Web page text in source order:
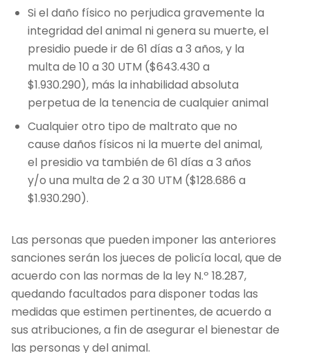
Si el daño físico no perjudica gravemente la
integridad del animal ni genera su muerte, el
presidio puede ir de 61 días a 3 años, y la
multa de 10 a 30 UTM ($643.430 a
$1.930.290), más la inhabilidad absoluta
perpetua de la tenencia de cualquier animal
Cualquier otro tipo de maltrato que no
cause daños físicos ni la muerte del animal,
el presidio va también de 61 días a 3 años
y/o una multa de 2 a 30 UTM ($128.686 a
$1.930.290).
Las personas que pueden imponer las anteriores
sanciones serán los jueces de policía local, que de
acuerdo con las normas de la ley N.º 18.287,
quedando facultados para disponer todas las
medidas que estimen pertinentes, de acuerdo a
sus atribuciones, a fin de asegurar el bienestar de
las personas y del animal.